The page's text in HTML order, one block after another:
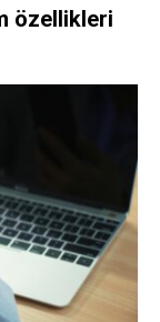
özellikleri